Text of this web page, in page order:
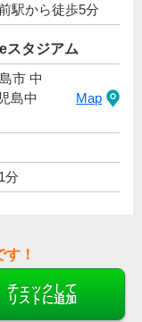
駅から徒歩5分
タジアム
市 中
島中
Map
分
す！
チェックして
リストに追加